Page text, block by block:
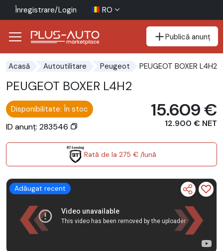
Înregistrare/Login RO
Publică anunț
Acasă Autoutilitare Peugeot PEUGEOT BOXER L4H2
PEUGEOT BOXER L4H2
Disponibilitate: În stoc
ID anunț: 283546
15.609 €
12.900 € NET
Rată de la 275 € /lună
Adăugat recent